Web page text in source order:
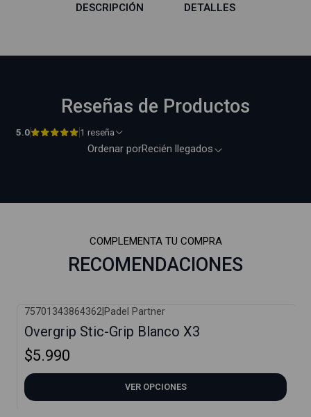
DESCRIPCIÓN DETALLES
Reseñas de Productos
5.0 1 reseña
Ordenar porRecién llegados
COMPLEMENTA TU COMPRA
RECOMENDACIONES
75701343864362 Padel Partner
Overgrip Stic-Grip Blanco X3
$5.990
VER OPCIONES